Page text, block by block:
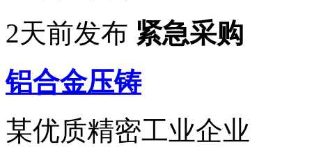
2天前发布 紧急采购
铝合金压铸
某优质精密工业企业